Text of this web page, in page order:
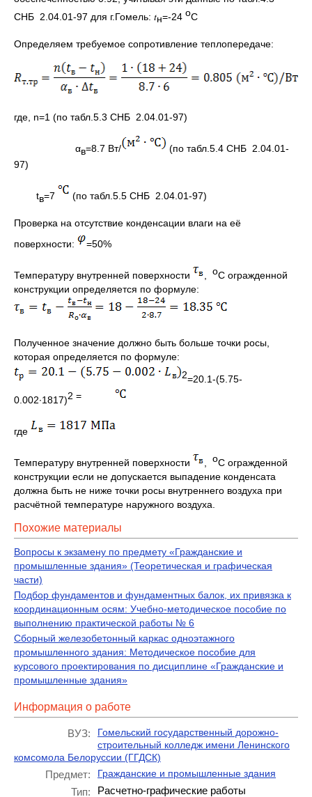
CНБ 2.04.01-97 для г.Гомель: 𝑡н=-24 оС
Определяем требуемое сопротивление теплопередаче:
где, n=1 (по табл.5.3 CНБ 2.04.01-97)
αв=8.7 Вт/
(по табл.5.4 CНБ 2.04.01-
97)
tв=7 (по табл.5.5 CНБ 2.04.01-97)
Проверка на отсутствие конденсации влаги на её
поверхности:
=50%
Температуру внутренней поверхности , оС огражденной
конструкции определяется по формуле:
Полученное значение должно быть больше точки росы,
которая определяется по формуле:
2=20.1-(5.75-
0.002∙1817)2 =
где
Температуру внутренней поверхности , оС огражденной
конструкции если не допускается выпадение конденсата
должна быть не ниже точки росы внутреннего воздуха при
расчётной температуре наружного воздуха.
Похожие материалы
Вопросы к экзамену по предмету «Гражданские и
промышленные здания» (Теоретическая и графическая
части)
Подбор фундаментов и фундаментных балок, их привязка к
координационным осям: Учебно-методическое пособие по
выполнению практической работы № 6
Сборный железобетонный каркас одноэтажного
промышленного здания: Методическое пособие для
курсового проектирования по дисциплине «Гражданские и
промышленные здания»
Информация о работе
ВУЗ:
Гомельский государственный дорожно-
строительный колледж имени Ленинского
комсомола Белоруссии (ГГДСК)
Предмет: Гражданские и промышленные здания
Тип: Расчетно-графические работы